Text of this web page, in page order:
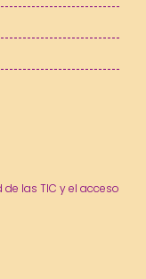
las TIC y el acceso